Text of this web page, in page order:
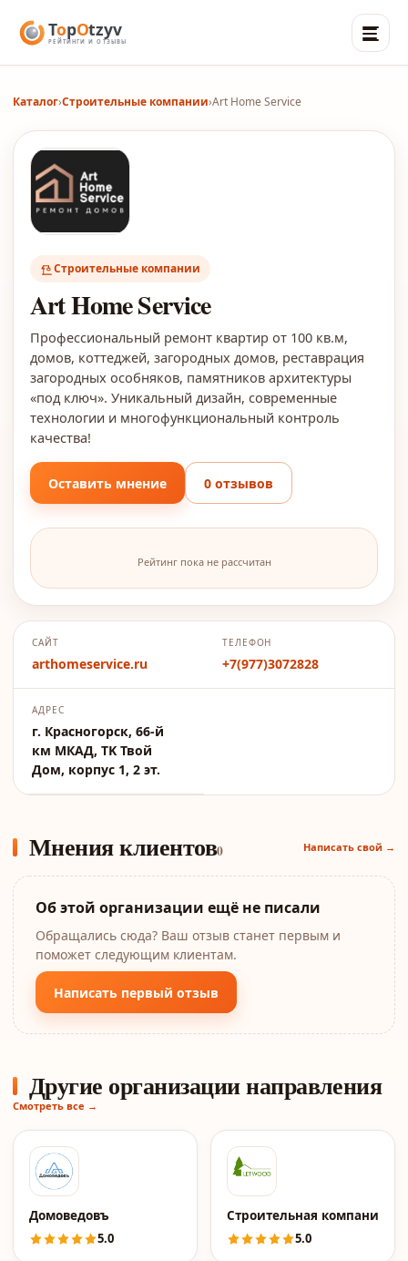
Каталог›Строительные компании›Art Home Service
Строительные компании
Art Home Service
Профессиональный ремонт квартир от 100 кв.м,
домов, коттеджей, загородных домов, реставрация
загородных особняков, памятников архитектуры
«под ключ». Уникальный дизайн, современные
технологии и многофункциональный контроль
качества!
Оставить мнение 0 отзывов
Рейтинг пока не рассчитан
САЙТ
arthomeservice.ru
ТЕЛЕФОН
+7(977)3072828
АДРЕС
г. Красногорск, 66-й
км МКАД, ТK Твой
Дом, корпус 1, 2 эт.
Мнения клиентов0 Написать свой →
Об этой организации ещё не писали
Обращались сюда? Ваш отзыв станет первым и
поможет следующим клиентам.
Написать первый отзыв
Другие организации направления
Смотреть все →
Домоведовъ
5.0
Строительная компания
5.0